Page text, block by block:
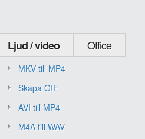
Ljud / video Office
MKV till MP4
Skapa GIF
AVI till MP4
M4A till WAV